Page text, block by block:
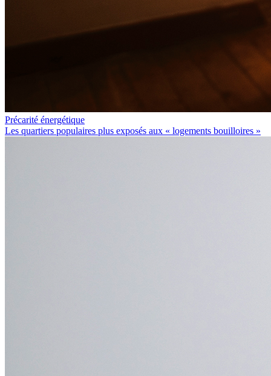
Précarité énergétique
Les quartiers populaires plus exposés aux « logements bouilloires »